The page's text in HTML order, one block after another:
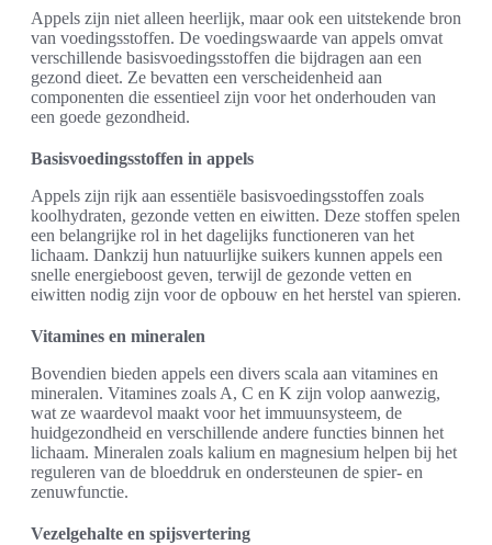
Appels zijn niet alleen heerlijk, maar ook een uitstekende bron
van voedingsstoffen. De voedingswaarde van appels omvat
verschillende basisvoedingsstoffen die bijdragen aan een
gezond dieet. Ze bevatten een verscheidenheid aan
componenten die essentieel zijn voor het onderhouden van
een goede gezondheid.
Basisvoedingsstoffen in appels
Appels zijn rijk aan essentiële basisvoedingsstoffen zoals
koolhydraten, gezonde vetten en eiwitten. Deze stoffen spelen
een belangrijke rol in het dagelijks functioneren van het
lichaam. Dankzij hun natuurlijke suikers kunnen appels een
snelle energieboost geven, terwijl de gezonde vetten en
eiwitten nodig zijn voor de opbouw en het herstel van spieren.
Vitamines en mineralen
Bovendien bieden appels een divers scala aan vitamines en
mineralen. Vitamines zoals A, C en K zijn volop aanwezig,
wat ze waardevol maakt voor het immuunsysteem, de
huidgezondheid en verschillende andere functies binnen het
lichaam. Mineralen zoals kalium en magnesium helpen bij het
reguleren van de bloeddruk en ondersteunen de spier- en
zenuwfunctie.
Vezelgehalte en spijsvertering